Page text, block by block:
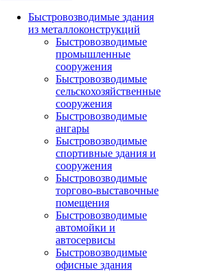
Быстровозводимые здания
из металлоконструкций
Быстровозводимые
промышленные
сооружения
Быстровозводимые
сельскохозяйственные
сооружения
Быстровозводимые
ангары
Быстровозводимые
спортивные здания и
сооружения
Быстровозводимые
торгово-выставочные
помещения
Быстровозводимые
автомойки и
автосервисы
Быстровозводимые
офисные здания